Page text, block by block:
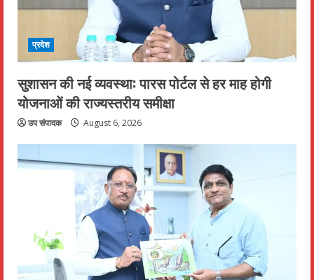
प्रदेश
सुशासन की नई व्यवस्था: पारस पोर्टल से हर माह होगी
योजनाओं की राज्यस्तरीय समीक्षा
उप संपादक August 6, 2026